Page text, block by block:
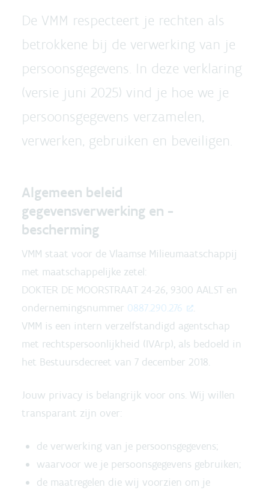
De VMM respecteert je rechten als
betrokkene bij de verwerking van je
persoonsgegevens. In deze verklaring
(versie juni 2025) vind je hoe we je
persoonsgegevens verzamelen,
verwerken, gebruiken en beveiligen.
Algemeen beleid
gegevensverwerking en -
bescherming
VMM staat voor de Vlaamse Milieumaatschappij
met maatschappelijke zetel:
DOKTER DE MOORSTRAAT 24-26, 9300 AALST en
ondernemingsnummer 0887.290.276
.
VMM is een intern verzelfstandigd agentschap
met rechtspersoonlijkheid (IVArp), als bedoeld in
het Bestuursdecreet van 7 december 2018.
Jouw privacy is belangrijk voor ons. Wij willen
transparant zijn over:
de verwerking van je persoonsgegevens;
waarvoor we je persoonsgegevens gebruiken;
de maatregelen die wij voorzien om je